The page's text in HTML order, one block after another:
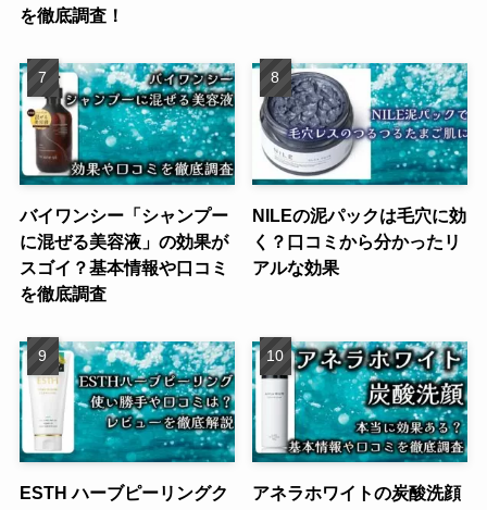
を徹底調査！
バイワンシー「シャンプー
に混ぜる美容液」の効果が
スゴイ？基本情報や口コミ
を徹底調査
NILEの泥パックは毛穴に効
く？口コミから分かったリ
アルな効果
ESTH ハーブピーリングク
アネラホワイトの炭酸洗顔